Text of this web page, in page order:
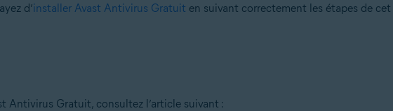
d’installer Avast Antivirus Gratuit en suivant correctement les étapes de
Antivirus Gratuit, consultez l’article suivant :